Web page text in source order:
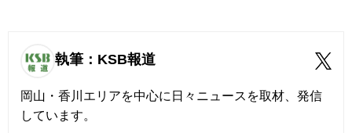
執筆：KSB報道
岡山・香川エリアを中心に日々ニュースを取材、発信
しています。